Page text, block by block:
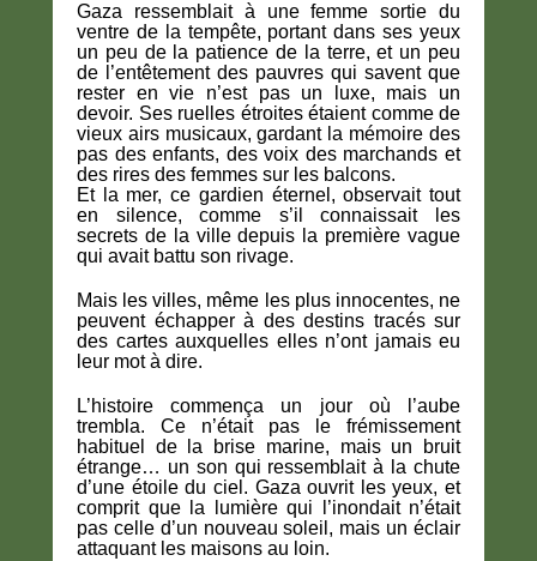
Gaza ressemblait à une femme sortie du
ventre de la tempête, portant dans ses yeux
un peu de la patience de la terre, et un peu
de l’entêtement des pauvres qui savent que
rester en vie n’est pas un luxe, mais un
devoir. Ses ruelles étroites étaient comme de
vieux airs musicaux, gardant la mémoire des
pas des enfants, des voix des marchands et
des rires des femmes sur les balcons.
Et la mer, ce gardien éternel, observait tout
en silence, comme s’il connaissait les
secrets de la ville depuis la première vague
qui avait battu son rivage.
Mais les villes, même les plus innocentes, ne
peuvent échapper à des destins tracés sur
des cartes auxquelles elles n’ont jamais eu
leur mot à dire.
L’histoire commença un jour où l’aube
trembla. Ce n’était pas le frémissement
habituel de la brise marine, mais un bruit
étrange… un son qui ressemblait à la chute
d’une étoile du ciel. Gaza ouvrit les yeux, et
comprit que la lumière qui l’inondait n’était
pas celle d’un nouveau soleil, mais un éclair
attaquant les maisons au loin.